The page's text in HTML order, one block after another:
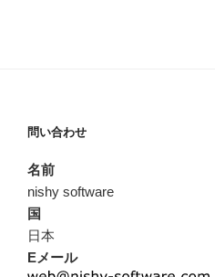
問い合わせ
名前
nishy software
国
日本
Eメール